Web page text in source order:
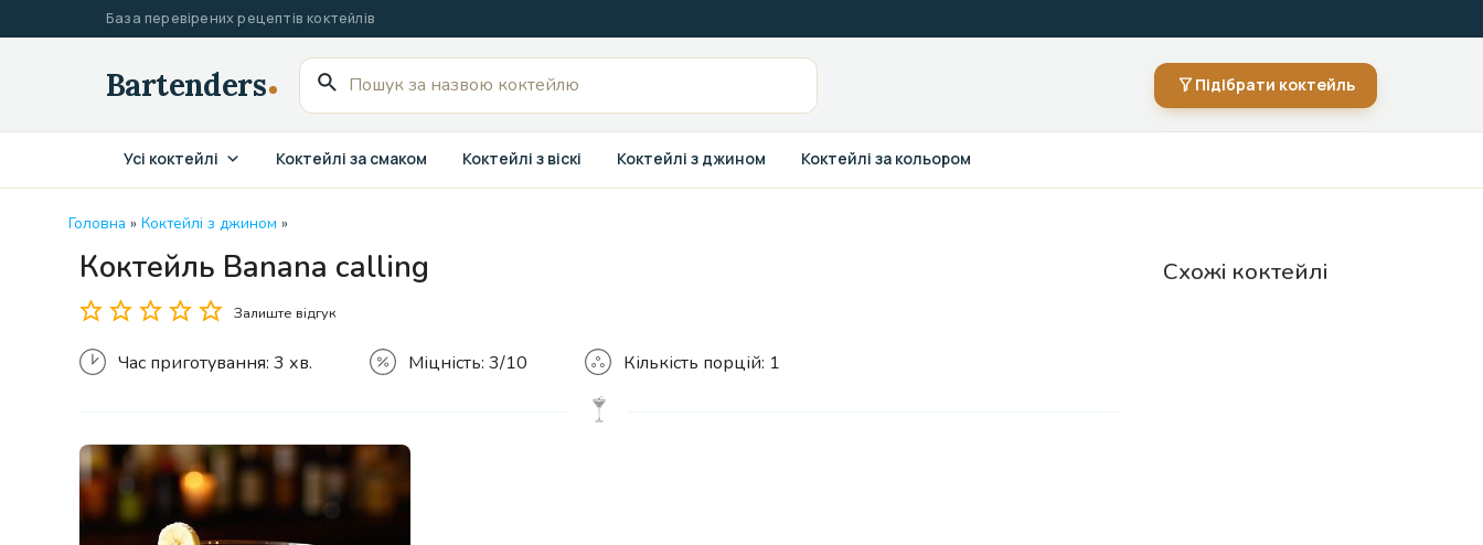
до
База перевірених рецептів коктейлів
Пошук
для:
Підібрати коктейль
Усі коктейлі Коктейлі за смаком Коктейлі з віскі Коктейлі з джином Коктейлі за кольором
Головна » Коктейлі з джином »
Коктейль Banana calling
Залиште відгук
Час приготування: 3 хв. Міцність: 3/10 Кількість порцій: 1
Схожі коктейлі